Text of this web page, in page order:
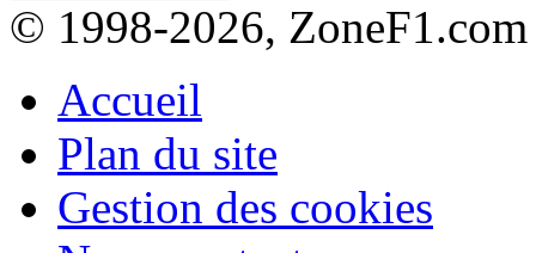
© 1998-2026, ZoneF1.com
Accueil
Plan du site
Gestion des cookies